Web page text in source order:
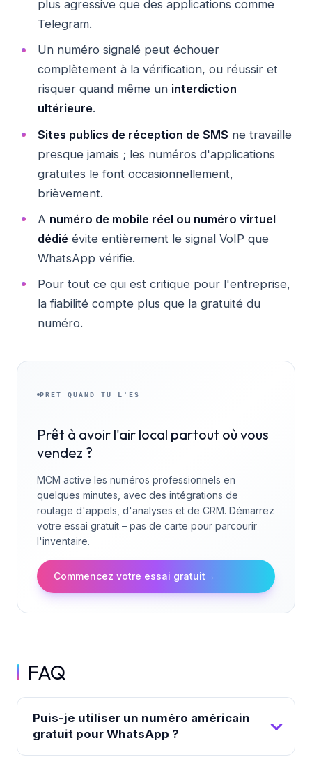
plus agressive que des applications comme
Telegram.
Un numéro signalé peut échouer
complètement à la vérification, ou réussir et
risquer quand même un interdiction
ultérieure.
Sites publics de réception de SMS ne travaille
presque jamais ; les numéros d'applications
gratuites le font occasionnellement,
brièvement.
A numéro de mobile réel ou numéro virtuel
dédiéévite entièrement le signal VoIP que
WhatsApp vérifie.
Pour tout ce qui est critique pour l'entreprise,
la fiabilité compte plus que la gratuité du
numéro.
PRÊT QUAND TU L'ES
Prêt à avoir l'air local partout où vous
vendez ?
MCM active les numéros professionnels en
quelques minutes, avec des intégrations de
routage d'appels, d'analyses et de CRM. Démarrez
votre essai gratuit – pas de carte pour parcourir
l'inventaire.
Commencez votre essai gratuit →
FAQ
Puis-je utiliser un numéro américain
gratuit pour WhatsApp ?